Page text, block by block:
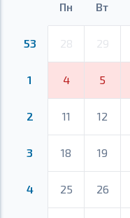
Пн Вт
53 28 29
1 4 5
2 11 12
3 18 19
4 25 26